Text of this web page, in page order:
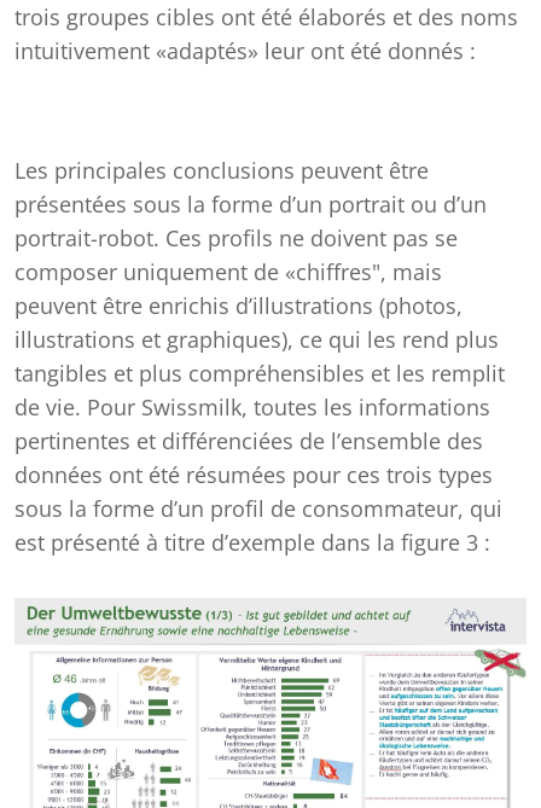
trois groupes cibles ont été élaborés et des noms
intuitivement «adaptés» leur ont été donnés :
Les principales conclusions peuvent être
présentées sous la forme d’un portrait ou d’un
portrait-robot. Ces profils ne doivent pas se
composer uniquement de «chiffres", mais
peuvent être enrichis d’illustrations (photos,
illustrations et graphiques), ce qui les rend plus
tangibles et plus compréhensibles et les remplit
de vie. Pour Swissmilk, toutes les informations
pertinentes et différenciées de l’ensemble des
données ont été résumées pour ces trois types
sous la forme d’un profil de consommateur, qui
est présenté à titre d’exemple dans la figure 3 :